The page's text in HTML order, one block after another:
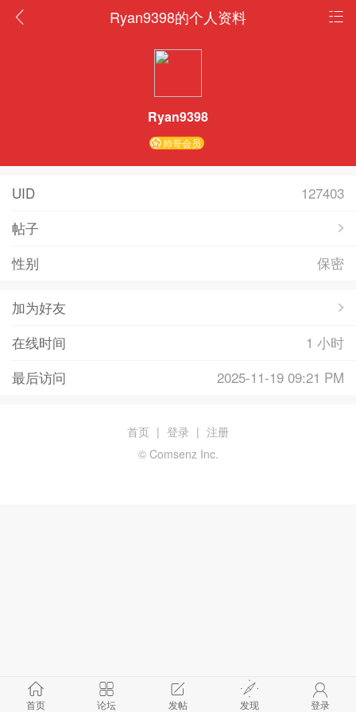
Ryan9398的个人资料
Ryan9398
帅哥会员
UID
127403
帖子
性别
保密
加为好友
在线时间
1 小时
最后访问
2025-11-19 09:21 PM
首页 论坛 发帖 发现 登录
首页 | 登录 | 注册
© Comsenz Inc.